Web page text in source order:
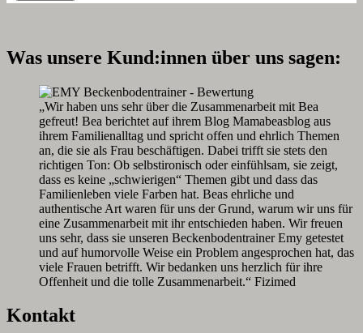
Was unsere Kund:innen über uns sagen:
„Wir haben uns sehr über die Zusammenarbeit mit Bea
gefreut! Bea berichtet auf ihrem Blog Mamabeasblog aus
ihrem Familienalltag und spricht offen und ehrlich Themen
an, die sie als Frau beschäftigen. Dabei trifft sie stets den
richtigen Ton: Ob selbstironisch oder einfühlsam, sie zeigt,
dass es keine „schwierigen“ Themen gibt und dass das
Familienleben viele Farben hat. Beas ehrliche und
authentische Art waren für uns der Grund, warum wir uns für
eine Zusammenarbeit mit ihr entschieden haben. Wir freuen
uns sehr, dass sie unseren Beckenbodentrainer Emy getestet
und auf humorvolle Weise ein Problem angesprochen hat, das
viele Frauen betrifft. Wir bedanken uns herzlich für ihre
Offenheit und die tolle Zusammenarbeit.“ Fizimed
Kontakt